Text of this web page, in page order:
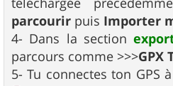
parcourir puis Importer
4- Dans la section
parcours comme >>>GPX
5- Tu connectes ton GPS